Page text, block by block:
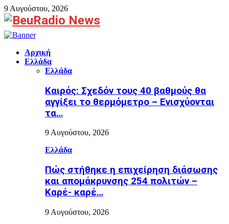
9 Αυγούστου, 2026
Facebook
Αρχική
Ελλάδα
Ελλάδα
Καιρός: Σχεδόν τους 40 βαθμούς θα
αγγίξει το θερμόμετρο – Ενισχύονται
τα…
9 Αυγούστου, 2026
Ελλάδα
Πώς στήθηκε η επιχείρηση διάσωσης
και απομάκρυνσης 254 πολιτών –
Καρέ- καρέ…
9 Αυγούστου, 2026